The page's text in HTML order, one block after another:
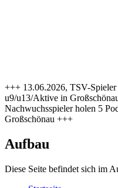
+++ 13.06.2026, TSV-
u9/u13/Aktive in
Nachwuchsspieler holen 5
Großschönau +++
Aufbau
Diese Seite befindet sich im